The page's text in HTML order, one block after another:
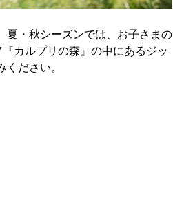
夏・秋シーズンでは、お子さまの
カルプリの森』の中にあるジッ
ださい。